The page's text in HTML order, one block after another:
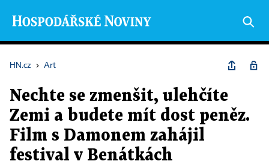
HN.cz › Art
Nechte se zmenšit, ulehčíte
Zemi a budete mít dost peněz.
Film s Damonem zahájil
festival v Benátkách